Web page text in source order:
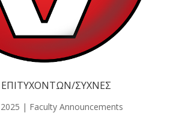
ΣΥΧΝΕΣ
| Faculty Announcements